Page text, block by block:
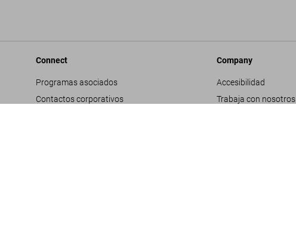
Connect
Programas asociados
Contactos corporativos
Company
Accesibilidad
Trabaja con nosotros